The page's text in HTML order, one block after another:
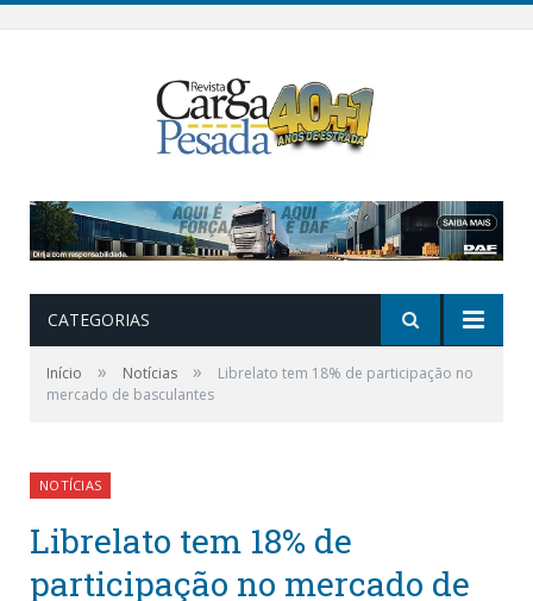
CATEGORIAS
Início » Notícias »
Librelato tem 18% de participação no
mercado de basculantes
NOTÍCIAS
Librelato tem 18% de
participação no mercado de